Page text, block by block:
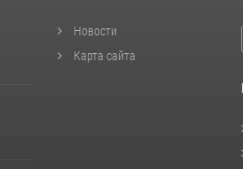
Новости
Карта сайта